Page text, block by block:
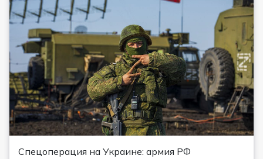
Спецоперация на Украине: армия РФ